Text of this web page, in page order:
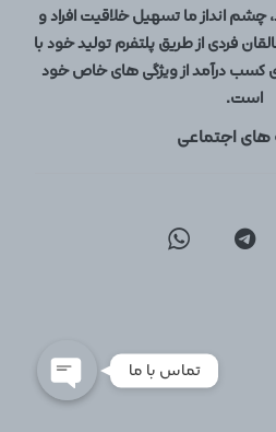
چشم انداز ما تسهیل خلاقیت افراد و
فردی از طریق پلتفرم تولید خود با
کسب درآمد از ویژگی های خاص خود
است.
اجتماعی
تماس با ما